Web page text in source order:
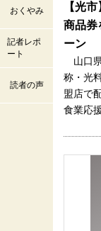
おくやみ
記者レポ
ート
読者の声
【光
商品
ーン
山口
称・光
盟店で
食業応